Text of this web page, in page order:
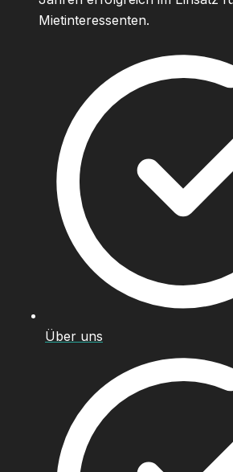
Mietinteressenten.
Über uns